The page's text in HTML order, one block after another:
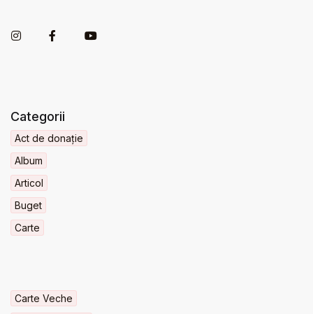
Categorii
Act de donație
Album
Articol
Buget
Carte
Carte Veche